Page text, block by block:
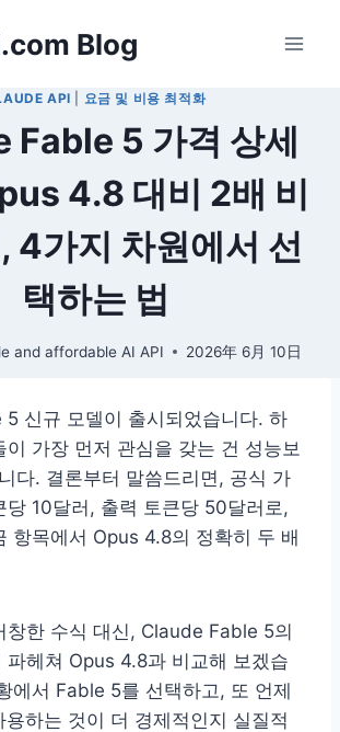
Blog
API 요금 및 비용 최적화
Fable 5 가격 상세
4.8 대비 2배 비
4가지 차원에서 선
택하는 법
and affordable AI API 2026年 6月 10日
신규 모델이 출시되었습니다. 하
이 가장 먼저 관심을 갖는 건 성능보
다. 결론부터 말씀드리면, 공식 가
당 10달러, 출력 토큰당 50달러로,
항목에서 Opus 4.8의 정확히 두 배
창한 수식 대신, Claude Fable 5의
파헤쳐 Opus 4.8과 비교해 보겠습
에서 Fable 5를 선택하고, 또 언제
하는 것이 더 경제적인지 실질적